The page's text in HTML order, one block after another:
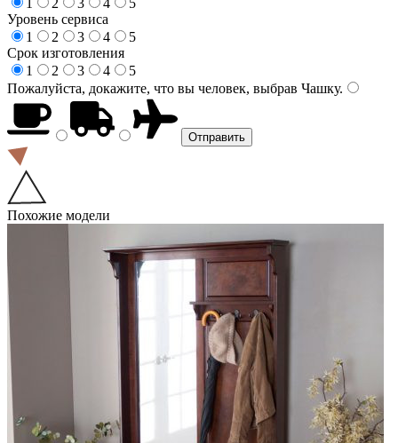
Уровень сервиса
1
2 3 4
5
Срок изготовления
1
2 3 4
5
Пожалуйста, докажите, что вы человек, выбрав Чашку.
Похожие модели